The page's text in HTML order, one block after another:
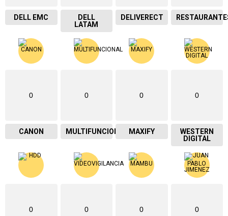
DELL EMC
DELL
LATAM
DELIVERECT
0
CANON
0
MULTIFUNCIONAL
0
MAXIFY
0
WESTERN
DIGITAL
0 0 0 0